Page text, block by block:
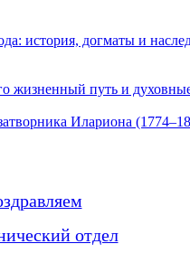
история, догматы и
жизненный путь и
Илариона
отдел